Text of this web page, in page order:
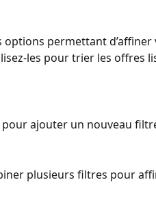
options permettant
les pour trier les offres
pour ajouter un nouveau
plusieurs filtres pour